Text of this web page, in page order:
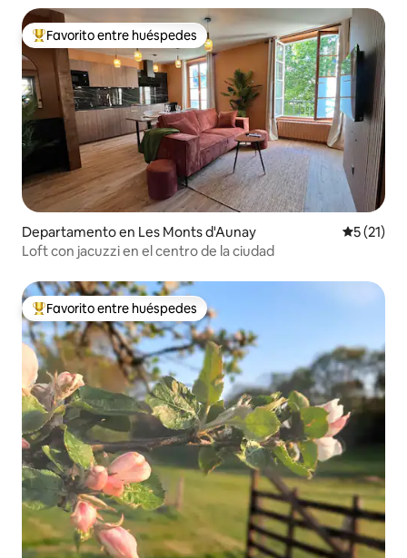
Favorito entre los huéspedes más destacados
Favorito entre huéspedes
Departamento en Les Monts d'Aunay
5 (21)
Loft con jacuzzi en el centro de la ciudad
Favorito entre los huéspedes más destacados
Favorito entre huéspedes